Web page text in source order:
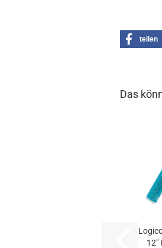
teilen
Das
12"